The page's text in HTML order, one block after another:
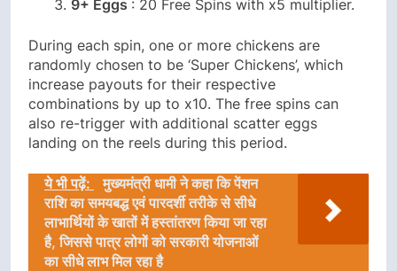
9+ Eggs : 20 Free Spins with x5 multiplier.
During each spin, one or more chickens are
randomly chosen to be ‘Super Chickens’, which
increase payouts for their respective
combinations by up to x10. The free spins can
also re-trigger with additional scatter eggs
landing on the reels during this period.
ये भी पढ़ें:
मुख्यमंत्री धामी ने कहा कि पेंशन
राशि का समयबद्ध एवं पारदर्शी तरीके से सीधे
लाभार्थियों के खातों में हस्तांतरण किया जा रहा
है, जिससे पात्र लोगों को सरकारी योजनाओं
का सीधे लाभ मिल रहा है